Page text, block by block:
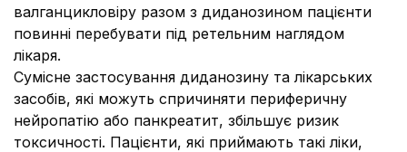
валганцикловіру разом з диданозином пацієнти
повинні перебувати під ретельним наглядом
лікаря.
Сумісне застосування диданозину та лікарських
засобів, які можуть спричиняти периферичну
нейропатію або панкреатит, збільшує ризик
токсичності. Пацієнти, які приймають такі ліки,